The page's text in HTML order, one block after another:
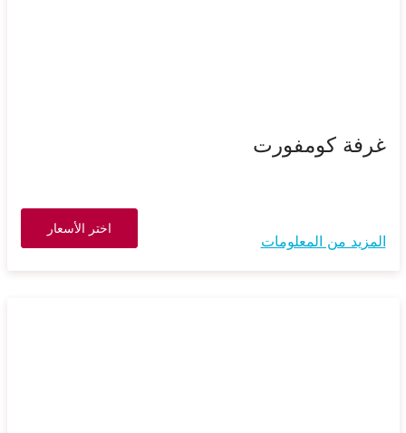
غرفة كومفورت
المزيد من المعلومات
اختر الأسعار